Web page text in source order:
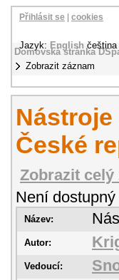
Domovská stránka
Zobrazit záznam
Přihlásit se cookies
Jazyk: English čeština
České
Zobrazit celý
Není dostupný
Název:
Autor:
Vedoucí: